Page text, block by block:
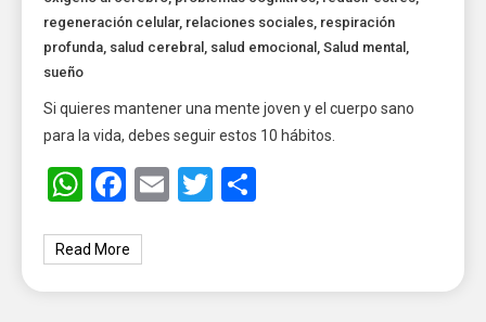
regeneración celular, relaciones sociales, respiración
profunda, salud cerebral , salud emocional ,Salud mental ,
sueño
Si quieres mantener una mente joven y el cuerpo sano
para la vida, debes seguir estos 10 hábitos.
WhatsApp
Facebook
EmailTwitter
Read More